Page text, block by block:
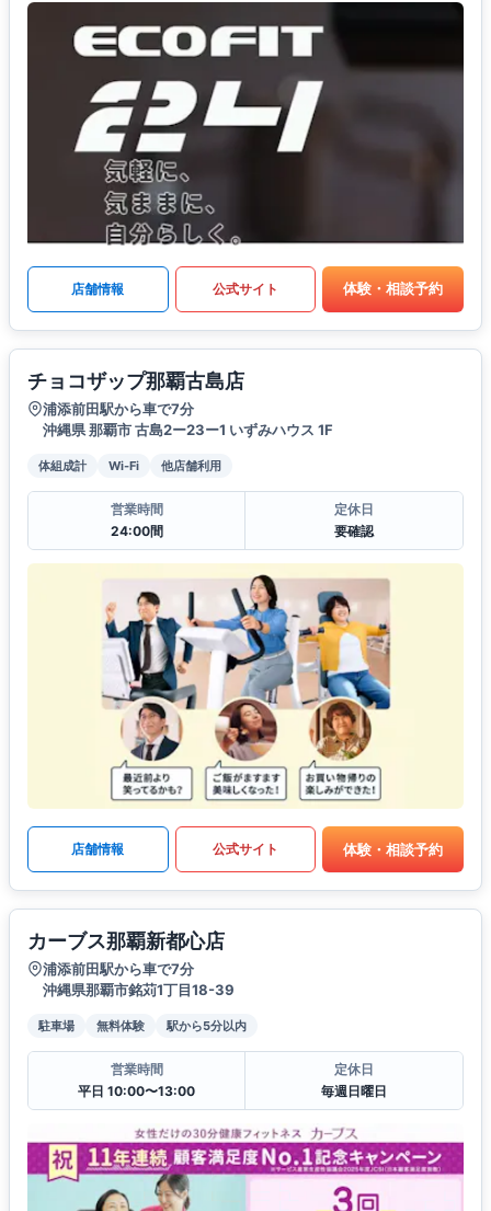
店舗情報 公式サイト 体験・相談予約
チョコザップ那覇古島店
浦添前田駅から車で7分
沖縄県 那覇市 古島2ー23ー1 いずみハウス 1F
体組成計 Wi-Fi 他店舗利用
営業時間
24:00間
定休日
要確認
店舗情報 公式サイト 体験・相談予約
カーブス那覇新都心店
浦添前田駅から車で7分
沖縄県那覇市銘苅1丁目18-39
駐車場 無料体験 駅から5分以内
営業時間
平日 10:00〜13:00
定休日
毎週日曜日